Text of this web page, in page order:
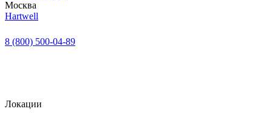
Москва
Hartwell
8 (800) 500-04-89
Локации